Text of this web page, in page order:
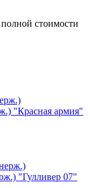
стоимости
"Красная армия"
"Гулливер 07"